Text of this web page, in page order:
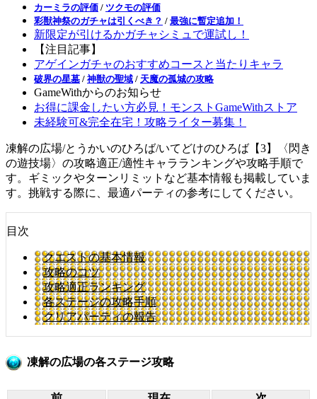
カーミラの評価 / ツクモの評価
彩獣神祭のガチャは引くべき？ / 最強に暫定追加！
新限定が引けるかガチャシミュで運試し！
【注目記事】
アゲインガチャのおすすめコースと当たりキャラ
破界の星墓 / 神獣の聖域 / 天魔の孤城の攻略
GameWithからのお知らせ
お得に課金したい方必見！モンストGameWithストア
未経験可&完全在宅！攻略ライター募集！
凍解の広場/とうかいのひろば/いてどけのひろば【3】〈閃き
の遊技場〉の攻略適正/適性キャラランキングや攻略手順で
す。ギミックやターンリミットなど基本情報も掲載していま
す。挑戦する際に、最適パーティの参考にしてください。
目次
クエストの基本情報
攻略のコツ
攻略適正ランキング
各ステージの攻略手順
クリアパーティの報告
凍解の広場の各ステージ攻略